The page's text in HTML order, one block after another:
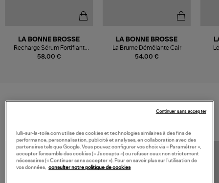
58,00 €
LA BONNE BROSSE
Recharge Sérum Fortifiant
Cair, 100ml
54,00 €
LA BONNE BROSSE
La Brume Démêlante Cair
lulli-sur-la-toile.com utilise des cookies et technologies similaires à des fins de
performance, personnalisation, publicité et analyses, en collaboration avec des
partenaires tels que Google. Vous pouvez configurer vos choix via « Paramétrer »,
accepter l’ensemble des cookies (« J’accepte ») ou refuser ceux non strictement
nécessaires (« Continuer sans accepter »). Pour en savoir plus sur l’utilisation de
vos données, consulter notre politique de cookies
Continuer sans accepter